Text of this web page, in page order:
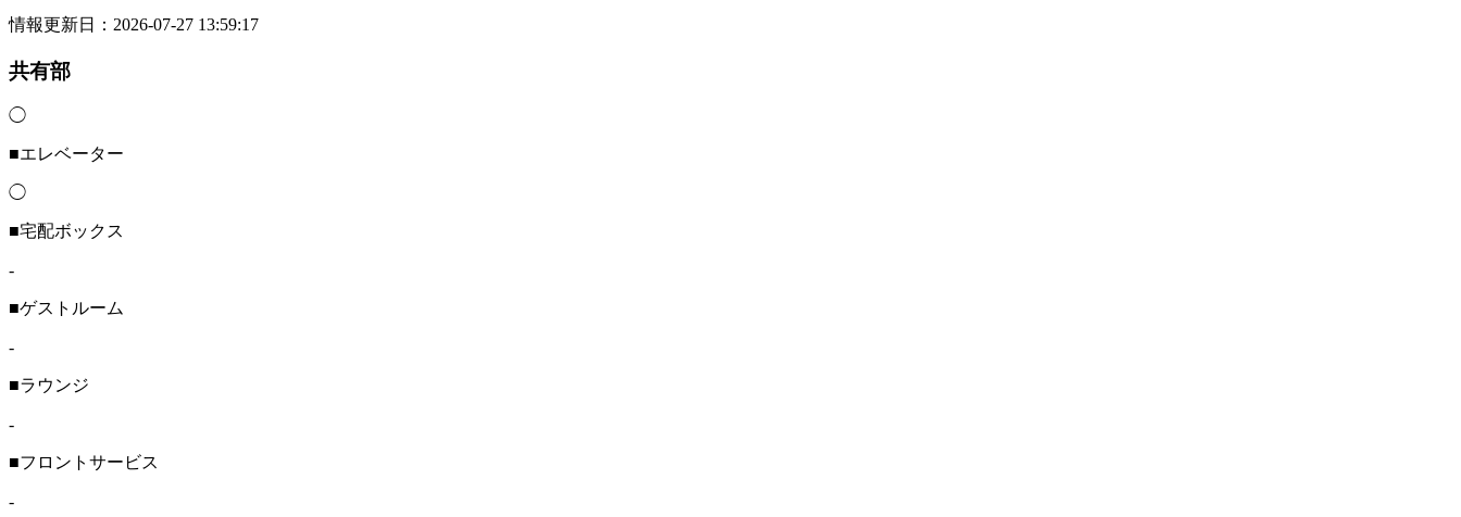
情報更新日：2026-07-27 13:59:17
共有部
◯
■エレベーター
◯
■宅配ボックス
-
■ゲストルーム
-
■ラウンジ
-
■フロントサービス
-